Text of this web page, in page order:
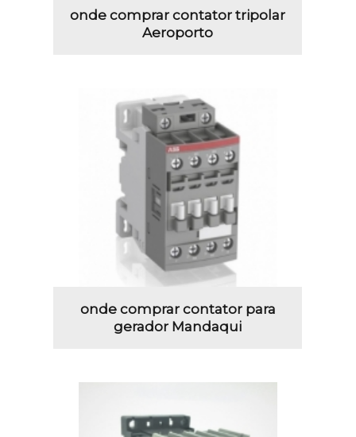
onde comprar contator tripolar
Aeroporto
onde comprar contator para
gerador Mandaqui